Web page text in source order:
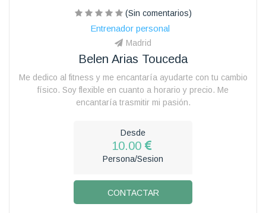
(Sin comentarios)
Entrenador personal
Madrid
Belen Arias Touceda
Me dedico al fitness y me encantaría ayudarte con tu cambio
físico. Soy flexible en cuanto a horario y precio. Me
encantaría trasmitir mi pasión.
Desde
10.00
Persona/Sesion
CONTACTAR